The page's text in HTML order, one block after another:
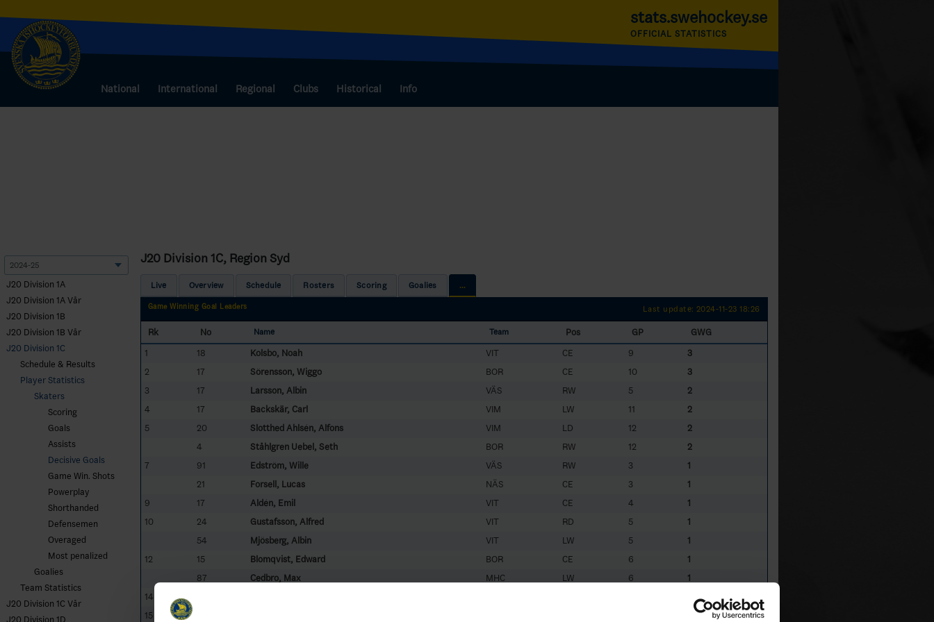
National International Regional Clubs Historical Info
stats.swehockey.se
OFFICIAL STATISTICS
J20 Division 1A
J20 Division 1A Vår
J20 Division 1B
J20 Division 1B Vår
J20 Division 1C
Schedule & Results
Player Statistics
Skaters
Scoring
Goals
Assists
Decisive Goals
Game Win. Shots
Powerplay
Shorthanded
Defensemen
Overaged
Most penalized
Goalies
Team Statistics
J20 Division 1C Vår
J20 Division 1D
J20 Division 1C, Region Syd
Live Overview Schedule Rosters Scoring Goalies ...
Game Winning Goal Leaders Last update: 2024-11-23 18:26
Rk No Name Team Pos GP
GWG
1
18 Kolsbo, Noah VIT CE 9
3
2
17 Sörensson, Wiggo BOR CE 10
3
3
17 Larsson, Albin VÄS RW 5
2
4
17 Backskär, Carl VIM LW 11
2
5
20 Slotthed Ahlsén, Alfons VIM LD 12
2
4
Ståhlgren Uebel, Seth BOR RW 12
2
7
91 Edström, Wille VÄS RW 3
1
21
Forsell, Lucas NÄS CE 3
1
9
17 Aldén, Emil VIT CE 4
1
10
24 Gustafsson, Alfred VIT RD 5
1
54
Mjösberg, Albin VIT LW 5
1
12
15 Blomqvist, Edward BOR CE 6
1
87
Cedbro, Max MHC LW 6
1
14
15